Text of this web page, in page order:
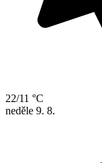
22/11 °C
neděle 9. 8.